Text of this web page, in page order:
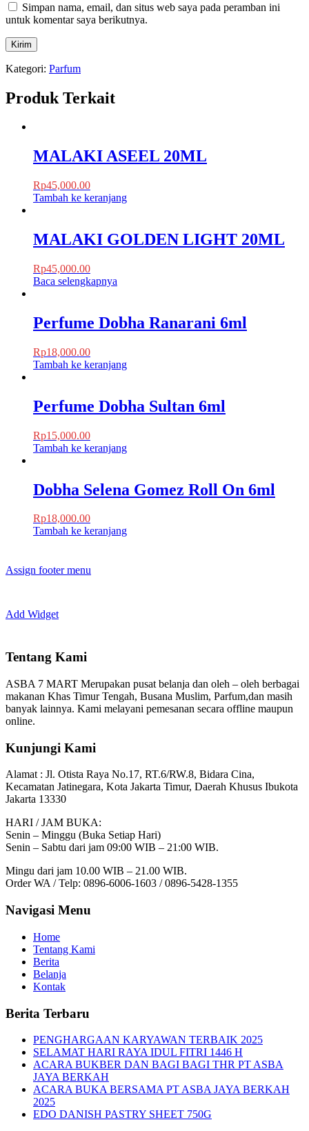
Simpan nama, email, dan situs web saya pada peramban ini
untuk komentar saya berikutnya.
Kategori: Parfum
Produk Terkait
MALAKI ASEEL 20ML
Rp45,000.00
Tambah ke keranjang
MALAKI GOLDEN LIGHT 20ML
Rp45,000.00
Baca selengkapnya
Perfume Dobha Ranarani 6ml
Rp18,000.00
Tambah ke keranjang
Perfume Dobha Sultan 6ml
Rp15,000.00
Tambah ke keranjang
Dobha Selena Gomez Roll On 6ml
Rp18,000.00
Tambah ke keranjang
Assign footer menu
Add Widget
Tentang Kami
ASBA 7 MART Merupakan pusat belanja dan oleh – oleh berbagai
makanan Khas Timur Tengah, Busana Muslim, Parfum,dan masih
banyak lainnya. Kami melayani pemesanan secara offline maupun
online.
Kunjungi Kami
Alamat : Jl. Otista Raya No.17, RT.6/RW.8, Bidara Cina,
Kecamatan Jatinegara, Kota Jakarta Timur, Daerah Khusus Ibukota
Jakarta 13330
HARI / JAM BUKA:
Senin – Minggu (Buka Setiap Hari)
Senin – Sabtu dari jam 09:00 WIB – 21:00 WIB.
Mingu dari jam 10.00 WIB – 21.00 WIB.
Order WA / Telp: 0896-6006-1603 / 0896-5428-1355
Navigasi Menu
Home
Tentang Kami
Berita
Belanja
Kontak
Berita Terbaru
PENGHARGAAN KARYAWAN TERBAIK 2025
SELAMAT HARI RAYA IDUL FITRI 1446 H
ACARA BUKBER DAN BAGI BAGI THR PT ASBA
JAYA BERKAH
ACARA BUKA BERSAMA PT ASBA JAYA BERKAH
2025
EDO DANISH PASTRY SHEET 750G